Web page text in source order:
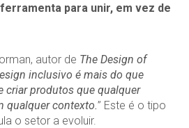
para unir, em vez de
autor de The Design of
inclusivo é mais do que
criar produtos que qualquer
qualquer contexto.” Este é o tipo
o setor a evoluir.